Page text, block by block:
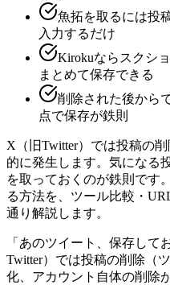
魚拓を取るには投
入力するだけ
Kirokuならスクシ
まとめて保存できる
削除された後から
点で保存が鉄則
X（旧Twitter）では投稿の
的に発生します。気になる
を取っておくのが鉄則です
る方法を、ツール比較・
通り解説します。
「あのツイート、保存し
Twitter）では投稿の削除（
化、アカウント自体の削除